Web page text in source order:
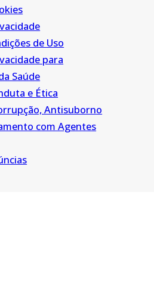
de Uso
para
Saúde
e Ética
Antisuborno
com Agentes